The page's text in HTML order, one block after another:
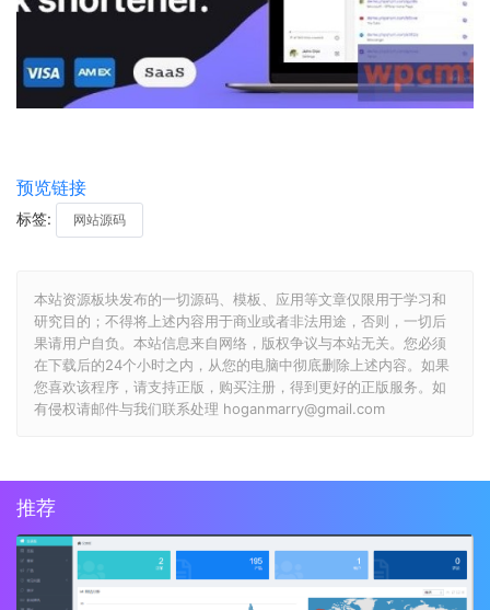
预览链接
标签: 网站源码
本站资源板块发布的一切源码、模板、应用等文章仅限用于学习和
研究目的；不得将上述内容用于商业或者非法用途，否则，一切后
果请用户自负。本站信息来自网络，版权争议与本站无关。您必须
在下载后的24个小时之内，从您的电脑中彻底删除上述内容。如果
您喜欢该程序，请支持正版，购买注册，得到更好的正版服务。如
有侵权请邮件与我们联系处理 hoganmarry@gmail.com
推荐